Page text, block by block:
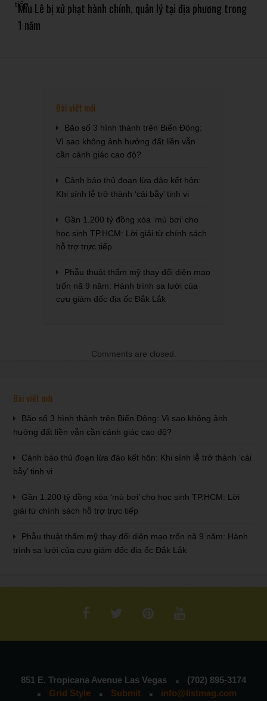
Miu Lê bị xử phạt hành chính, quản lý tại địa phương trong
1 năm
Bài viết mới
Bão số 3 hình thành trên Biển Đông:
Vì sao không ảnh hưởng đất liền vẫn
cần cảnh giác cao độ?
Cảnh báo thủ đoạn lừa đảo kết hôn:
Khi sính lễ trở thành ‘cái bẫy’ tinh vi
Gần 1.200 tỷ đồng xóa ‘mù bơi’ cho
học sinh TP.HCM: Lời giải từ chính sách
hỗ trợ trực tiếp
Phẫu thuật thẩm mỹ thay đổi diện mạo
trốn nã 9 năm: Hành trình sa lưới của
cựu giám đốc địa ốc Đắk Lắk
Comments are closed.
Bài viết mới
Bão số 3 hình thành trên Biển Đông: Vì sao không ảnh
hưởng đất liền vẫn cần cảnh giác cao độ?
Cảnh báo thủ đoạn lừa đảo kết hôn: Khi sính lễ trở thành ‘cái
bẫy’ tinh vi
Gần 1.200 tỷ đồng xóa ‘mù bơi’ cho học sinh TP.HCM: Lời
giải từ chính sách hỗ trợ trực tiếp
Phẫu thuật thẩm mỹ thay đổi diện mạo trốn nã 9 năm: Hành
trình sa lưới của cựu giám đốc địa ốc Đắk Lắk
851 E. Tropicana Avenue Las Vegas
(702) 895-3174
Grid Style
Submit info@listmag.com